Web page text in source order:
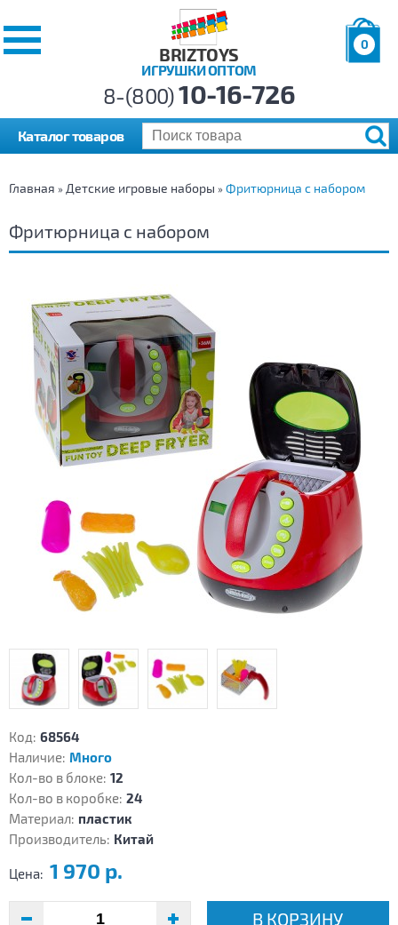
BRIZTOYS
ИГРУШКИ ОПТОМ
0
р.
8-(800)10-16-726
Каталог товаров
Главная » Детские игровые наборы » Фритюрница с набором
Фритюрница с набором
Код: 68564
Наличие: Много
Кол-во в блоке: 12
Кол-во в коробке: 24
Материал: пластик
Производитель: Китай
Цена: 1 970 р.
В КОРЗИНУ